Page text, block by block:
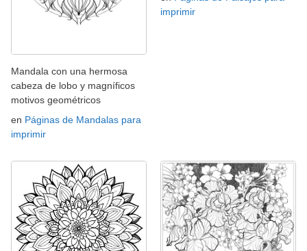
Mandala con una hermosa
cabeza de lobo y magníficos
motivos geométricos
en Páginas de Mandalas para
imprimir
imprimir